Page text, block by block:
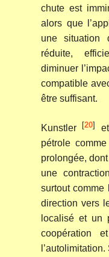
chute est
alors que
une situation
réduite,
diminuer
compatible
être suffisant.
Kunstler [20]
pétrole
prolongée,
une
surtout comme
direction vers
localisé et un
coopération